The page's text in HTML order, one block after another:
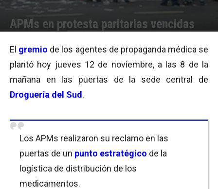
APMs en protesta paritarias vencidas
El gremio de los agentes de propaganda médica se
plantó hoy jueves 12 de noviembre, a las 8 de la
mañana en las puertas de la sede central de
Droguería del Sud .
Los APMs realizaron su reclamo en las
puertas de un punto estratégico de la
logística de distribución de los
medicamentos.